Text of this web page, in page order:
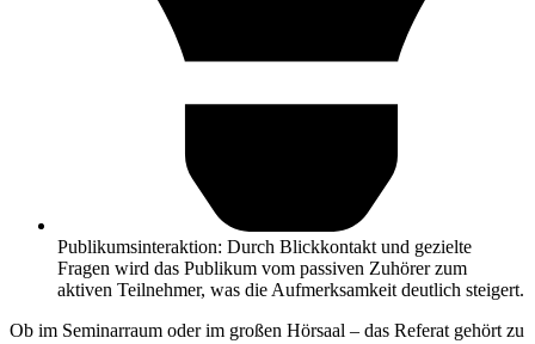
Publikumsinteraktion: Durch Blickkontakt und gezielte
Fragen wird das Publikum vom passiven Zuhörer zum
aktiven Teilnehmer, was die Aufmerksamkeit deutlich steigert.
Ob im Seminarraum oder im großen Hörsaal – das Referat gehört zu